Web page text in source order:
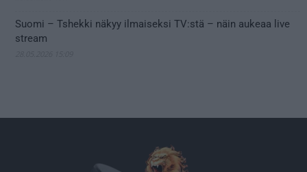
Suomi – Tshekki näkyy ilmaiseksi TV:stä – näin aukeaa live
stream